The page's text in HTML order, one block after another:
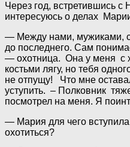
Через год, встретившись
интересуюсь о делах
— Между нами, мужиками,
до последнего. Сам
— охотница. Она у меня с
костьми лягу, но тебя
не отпущу! Что мне
уступить. – Полковник
посмотрел на меня. Я
— Мария для чего
охотиться?